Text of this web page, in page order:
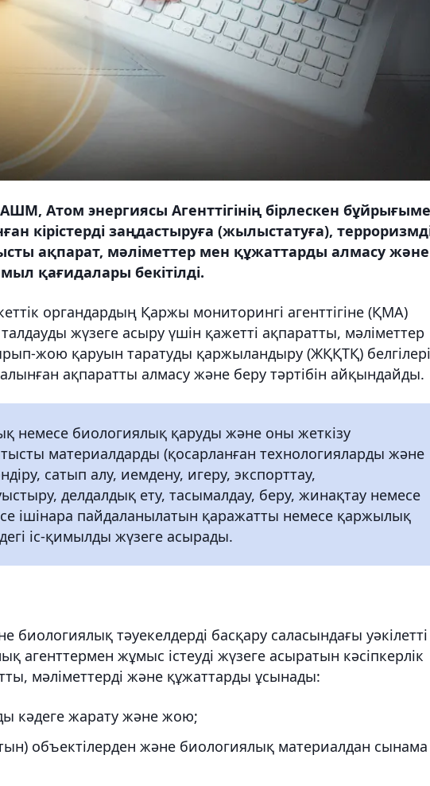
Атом энергиясы Агенттігінің бірлескен
кірістерді заңдастыруға (жылыстатуға),
ақпарат, мәліметтер мен құжаттарды алмасу және
қағидалары бекітілді.
органдардың Қаржы мониторингі агенттігіне (ҚМА)
жүзеге асыру үшін қажетті ақпаратты, мәліметтер
жою қаруын таратуды қаржыландыру (ЖҚҚТҚ) белгілері
ақпаратты алмасу және беру тәртібін айқындайды.
немесе биологиялық қаруды және оны жеткізу
материалдарды (қосарланған технологияларды және
сатып алу, иемдену, игеру, экспорттау,
делдалдық ету, тасымалдау, беру, жинақтау немесе
ішінара пайдаланылатын қаражатты немесе қаржылық
іс-қимылды жүзеге асырады.
биологиялық тәуекелдерді басқару саласындағы уәкілетті
агенттермен жұмыс істеуді жүзеге асыратын кәсіпкерлік
мәліметтерді және құжаттарды ұсынады:
кәдеге жарату және жою;
объектілерден және биологиялық материалдан сынама